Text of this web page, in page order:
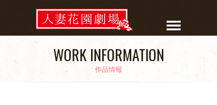
WORK INFORMATION
作品情報